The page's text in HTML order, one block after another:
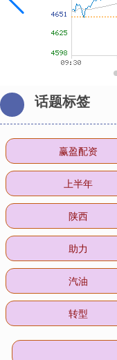
话题标签
赢盈配资
上半年
陕西
助力
汽油
转型